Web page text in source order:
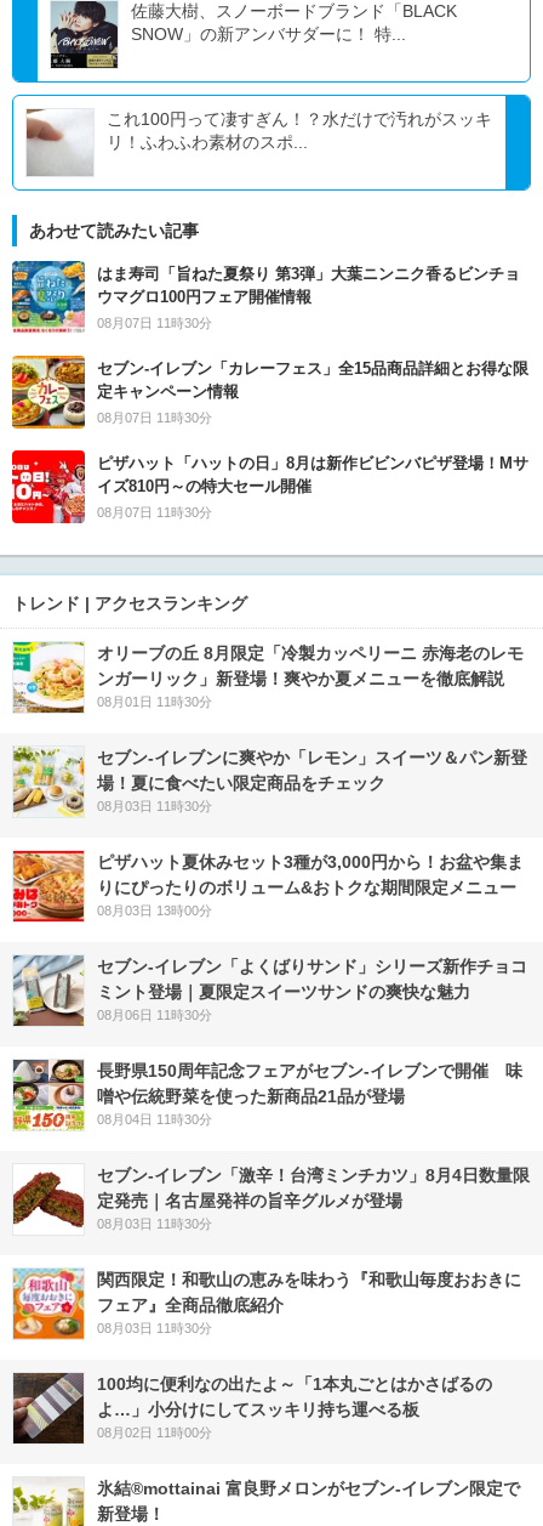
佐藤大樹、スノーボードブランド「BLACK
SNOW」の新アンバサダーに！ 特...
これ100円って凄すぎん！？水だけで汚れがスッキ
リ！ふわふわ素材のスポ...
あわせて読みたい記事
はま寿司「旨ねた夏祭り 第3弾」大葉ニンニク香るビンチョ
ウマグロ100円フェア開催情報
08月07日 11時30分
セブン‐イレブン「カレーフェス」全15品商品詳細とお得な限
定キャンペーン情報
08月07日 11時30分
ピザハット「ハットの日」8月は新作ビビンバピザ登場！Mサ
イズ810円～の特大セール開催
08月07日 11時30分
トレンド | アクセスランキング
オリーブの丘 8月限定「冷製カッペリーニ 赤海老のレモ
ンガーリック」新登場！爽やか夏メニューを徹底解説
08月01日 11時30分
セブン‐イレブンに爽やか「レモン」スイーツ＆パン新登
場！夏に食べたい限定商品をチェック
08月03日 11時30分
ピザハット夏休みセット3種が3,000円から！お盆や集ま
りにぴったりのボリューム&おトクな期間限定メニュー
08月03日 13時00分
セブン‐イレブン「よくばりサンド」シリーズ新作チョコ
ミント登場｜夏限定スイーツサンドの爽快な魅力
08月06日 11時30分
長野県150周年記念フェアがセブン-イレブンで開催 味
噌や伝統野菜を使った新商品21品が登場
08月04日 11時30分
セブン-イレブン「激辛！台湾ミンチカツ」8月4日数量限
定発売｜名古屋発祥の旨辛グルメが登場
08月03日 11時30分
関西限定！和歌山の恵みを味わう『和歌山毎度おおきに
フェア』全商品徹底紹介
08月03日 11時30分
100均に便利なの出たよ～「1本丸ごとはかさばるの
よ…」小分けにしてスッキリ持ち運べる板
08月02日 11時00分
氷結®mottainai 富良野メロンがセブン‐イレブン限定で
新登場！